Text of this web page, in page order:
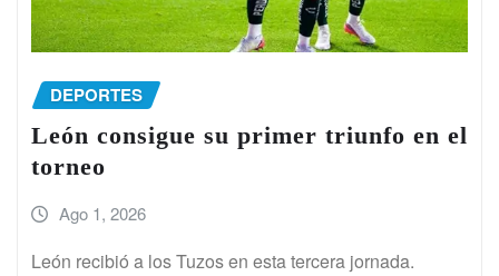
DEPORTES
León consigue su primer triunfo en el
torneo
Ago 1, 2026
León recibió a los Tuzos en esta tercera jornada.